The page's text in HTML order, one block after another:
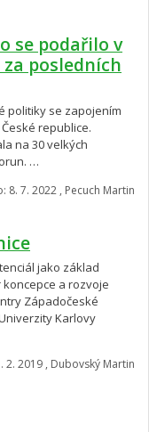
se podařilo v
posledních
politiky se zapojením
republice.
na 30 velkých
…
8. 7. 2022 , Pecuch Martin
jako základ
a rozvoje
Západočeské
Karlovy
2. 2019 , Dubovský Martin